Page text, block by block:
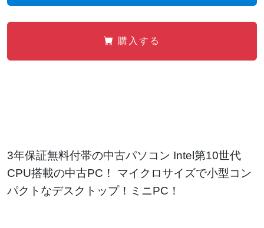
購入する
3年保証無料付帯の中古パソコン Intel第10世代
CPU搭載の中古PC！ マイクロサイズで小型コン
パクトなデスクトップ！ミニPC！